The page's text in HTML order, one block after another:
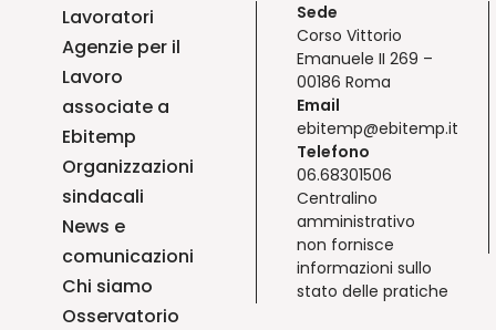
Lavoratori
Agenzie per il
Lavoro
associate a
Ebitemp
Organizzazioni
sindacali
News e
comunicazioni
Chi siamo
Osservatorio
Sede
Corso Vittorio
Emanuele II 269 –
00186 Roma
Email
ebitemp@ebitemp.it
Telefono
06.68301506
Centralino
amministrativo
non fornisce
informazioni sullo
stato delle pratiche